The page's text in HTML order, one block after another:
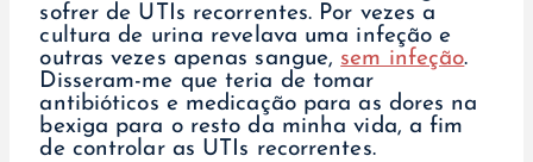
sofrer de UTIs recorrentes. Por vezes a
cultura de urina revelava uma infeção e
outras vezes apenas sangue, sem infeção.
Disseram-me que teria de tomar
antibióticos e medicação para as dores na
bexiga para o resto da minha vida, a fim
de controlar as UTIs recorrentes.